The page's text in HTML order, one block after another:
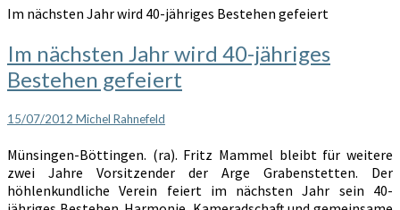
Im nächsten Jahr wird 40-jähriges Bestehen gefeiert
Im nächsten Jahr wird 40-jähriges
Bestehen gefeiert
15/07/2012 Michel Rahnefeld
Münsingen-Böttingen. (ra). Fritz Mammel bleibt für weitere
zwei Jahre Vorsitzender der Arge Grabenstetten. Der
höhlenkundliche Verein feiert im nächsten Jahr sein 40-